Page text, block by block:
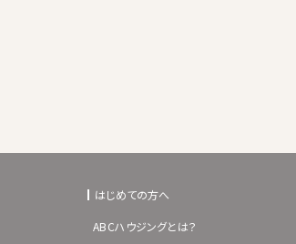
はじめての方へ
ABCハウジングとは？